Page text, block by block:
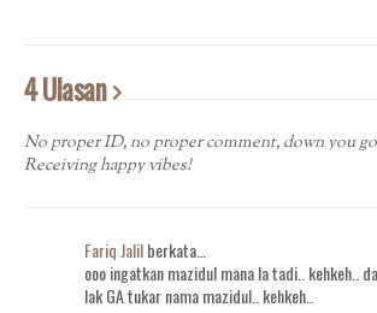
4 Ulasan
No proper ID, no proper comment, down you
Receiving happy vibes!
Fariq Jalilberkata…
ooo ingatkan mazidul mana la tadi.. kehkeh..
lak GA tukar nama mazidul.. kehkeh..